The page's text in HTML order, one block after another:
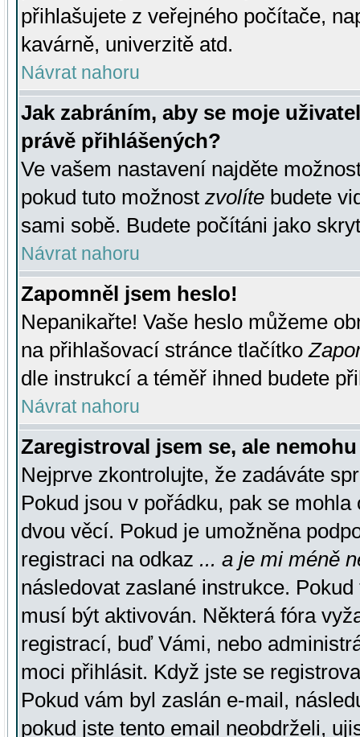
přihlašujete z veřejného počítače,
kavárně, univerzitě atd.
Návrat nahoru
Jak zabráním, aby se moje
právě přihlášených?
Ve vašem nastavení najděte
pokud tuto možnost zvolíte budete
sami sobě. Budete počítáni jako
Návrat nahoru
Zapomněl jsem heslo!
Nepanikařte! Vaše heslo můžeme
na přihlašovací stránce tlačítko
dle instrukcí a téměř ihned budete
Návrat nahoru
Zaregistroval jsem se, ale
Nejprve zkontrolujte, že zadáváte
Pokud jsou v pořádku, pak se
dvou věcí. Pokud je umožněna
registraci na odkaz ... a je mi méně
následovat zaslané instrukce.
musí být aktivován. Některá fóra
registrací, buď Vámi, nebo
moci přihlásit. Když jste se
Pokud vám byl zaslán e-mail,
pokud jste tento email neobdrželi,